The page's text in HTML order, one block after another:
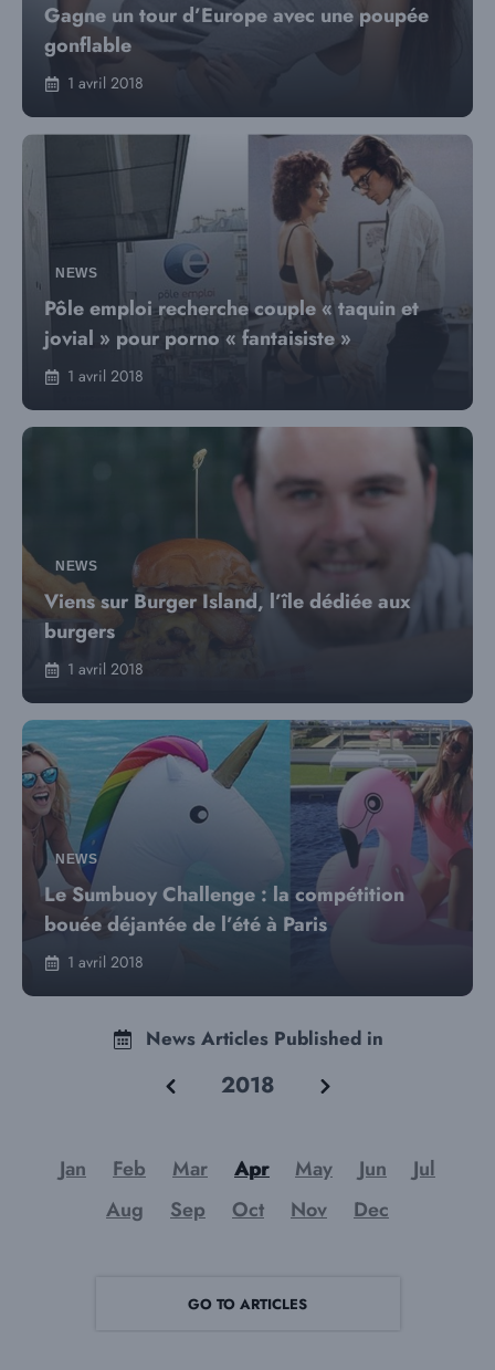
Gagne un tour d’Europe avec une poupée
gonflable
1 avril 2018
NEWS
Pôle emploi recherche couple « taquin et
jovial » pour porno « fantaisiste »
1 avril 2018
NEWS
Viens sur Burger Island, l’île dédiée aux
burgers
1 avril 2018
NEWS
Le Sumbuoy Challenge : la compétition
bouée déjantée de l’été à Paris
1 avril 2018
News Articles Published in
2018
Jan Feb Mar Apr May Jun
Jul
Aug
Sep Oct Nov Dec
GO TO ARTICLES